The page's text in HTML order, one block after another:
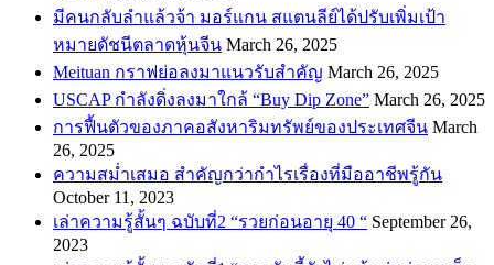
​มีคนกลับลำแล้วจ้า มอร์แกน สแตนลีย์ได้ปรับเพิ่มเป้า
หมายดัชนีตลาดหุ้นจีน March 26, 2025
Meituan กราฟย่อลงมาแนวรับสำคัญ March 26, 2025
USCAP กำลังดิ่งลงมาใกล้ “Buy Dip Zone” March 26, 2025
การฟื้นตัวของภาคอสังหาริมทรัพย์ของประเทศจีน March
26, 2025
ความสม่ำเสมอ สำคัญกว่ากำไรเรื่องที่มืออาชีพรู้กัน
October 11, 2023
เล่าความรู้สั้นๆ ฉบับที่2 “รวยก่อนอายุ 40 “ September 26,
2023